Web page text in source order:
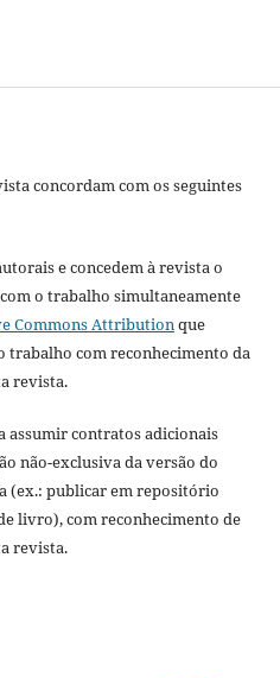
concordam com os seguintes
e concedem à revista o
o trabalho simultaneamente
Commons Attribution que
com reconhecimento da
revista.
assumir contratos adicionais
não-exclusiva da versão do
(ex.: publicar em repositório
livro), com reconhecimento de
revista.